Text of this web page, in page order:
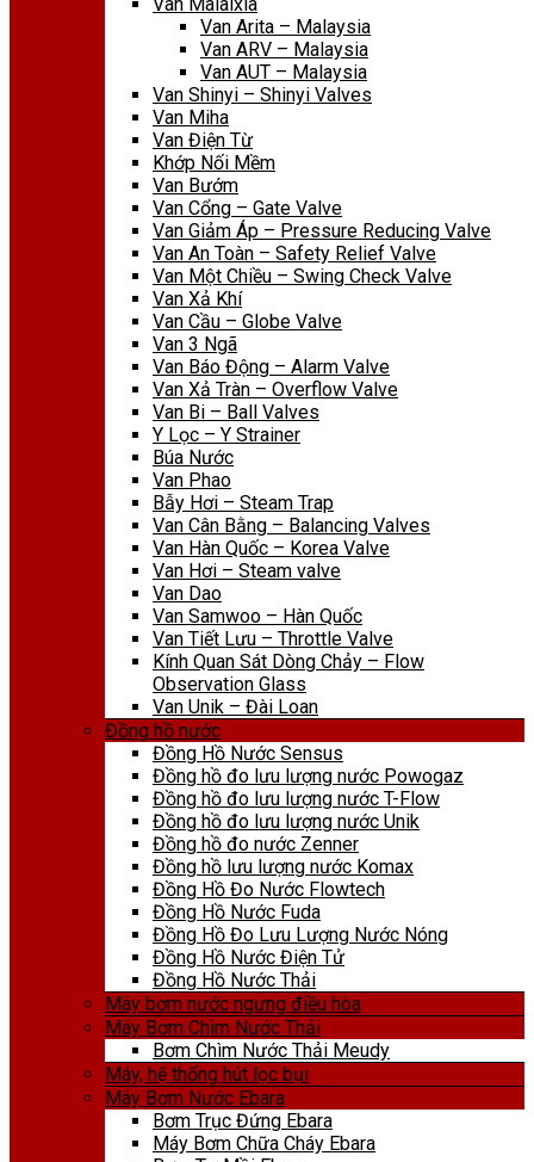
Van Arita – Malaysia
Van ARV – Malaysia
Van AUT – Malaysia
Van Shinyi – Shinyi Valves
Van Miha
Van Điện Từ
Khớp Nối Mềm
Van Bướm
Van Cổng – Gate Valve
Van Giảm Áp – Pressure Reducing Valve
Van An Toàn – Safety Relief Valve
Van Một Chiều – Swing Check Valve
Van Xả Khí
Van Cầu – Globe Valve
Van 3 Ngã
Van Báo Động – Alarm Valve
Van Xả Tràn – Overflow Valve
Van Bi – Ball Valves
Y Lọc – Y Strainer
Búa Nước
Van Phao
Bẫy Hơi – Steam Trap
Van Cân Bằng – Balancing Valves
Van Hàn Quốc – Korea Valve
Van Hơi – Steam valve
Van Dao
Van Samwoo – Hàn Quốc
Van Tiết Lưu – Throttle Valve
Kính Quan Sát Dòng Chảy – Flow
Observation Glass
Van Unik – Đài Loan
Đồng hồ nước
Đồng Hồ Nước Sensus
Đồng hồ đo lưu lượng nước Powogaz
Đồng hồ đo lưu lượng nước T-Flow
Đồng hồ đo lưu lượng nước Unik
Đồng hồ đo nước Zenner
Đồng hồ lưu lượng nước Komax
Đồng Hồ Đo Nước Flowtech
Đồng Hồ Nước Fuda
Đồng Hồ Đo Lưu Lượng Nước Nóng
Đồng Hồ Nước Điện Tử
Đồng Hồ Nước Thải
Máy bơm nước ngưng điều hòa
Máy Bơm Chìm Nước Thải
Bơm Chìm Nước Thải Meudy
Máy, hệ thống hút lọc bụi
Máy Bơm Nước Ebara
Bơm Trục Đứng Ebara
Máy Bơm Chữa Cháy Ebara